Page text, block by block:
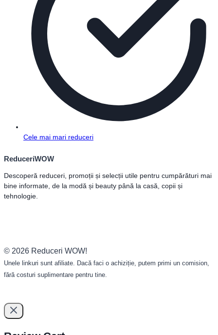
Cele mai mari reduceri
ReduceriWOW
Descoperă reduceri, promoții și selecții utile pentru cumpărături mai
bine informate, de la modă și beauty până la casă, copii și
tehnologie.
© 2026 Reduceri WOW!
Unele linkuri sunt afiliate. Dacă faci o achiziție, putem primi un comision,
fără costuri suplimentare pentru tine.